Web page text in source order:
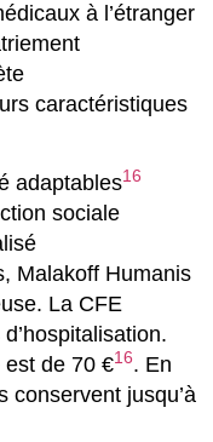
à l’étranger
caractéristiques
adaptables16
sociale
Malakoff Humanis
La CFE
est de 70 €16. En
conservent jusqu’à